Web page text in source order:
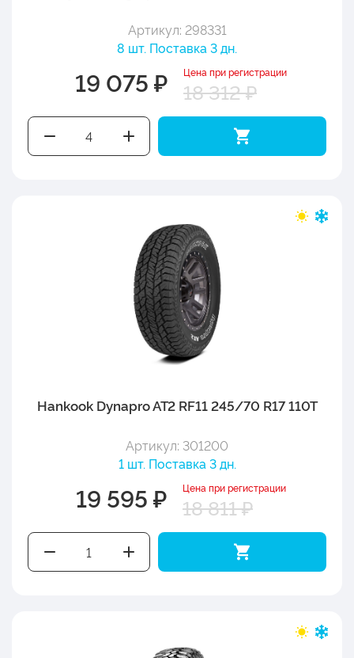
Артикул: 298331
8 шт. Поставка 3 дн.
19 075 ₽ Цена при регистрации
18 312 ₽
Hankook Dynapro AT2 RF11 245/70 R17 110T
Артикул: 301200
1 шт. Поставка 3 дн.
19 595 ₽ Цена при регистрации
18 811 ₽